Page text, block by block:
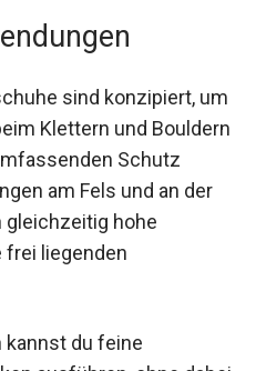
sind konzipiert,
beim Klettern und
bieten umfassenden
am Fels
erhalten gleichzeitig
die frei liegenden
kannst du feine